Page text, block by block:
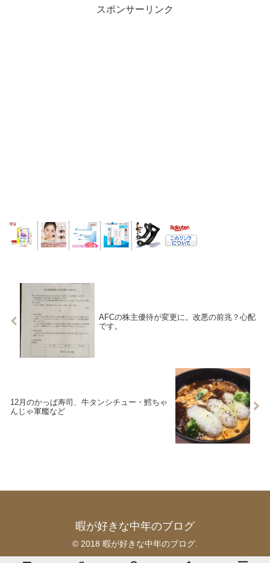
スポンサーリンク
AFCの株主優待が変更に。改悪の前兆？心配
です。
12月のかっぱ寿司、牛タンシチュー・鱈ちゃ
んじゃ軍艦など
暇が好きな中年のブログ
© 2018 暇が好きな中年のブログ.